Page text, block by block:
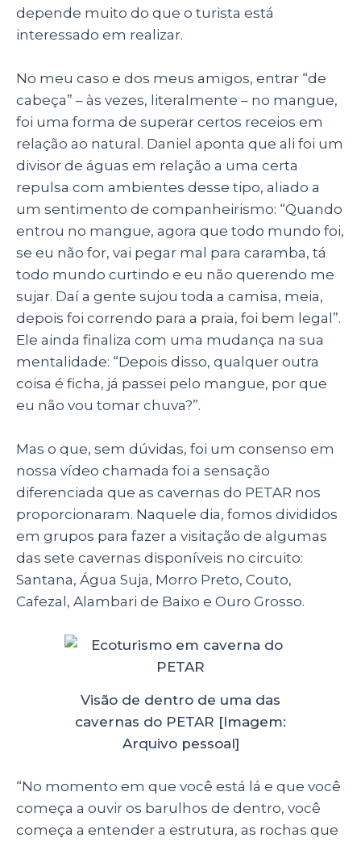
depende muito do que o turista está
interessado em realizar.
No meu caso e dos meus amigos, entrar “de
cabeça” – às vezes, literalmente – no mangue,
foi uma forma de superar certos receios em
relação ao natural. Daniel aponta que ali foi um
divisor de águas em relação a uma certa
repulsa com ambientes desse tipo, aliado a
um sentimento de companheirismo: “Quando
entrou no mangue, agora que todo mundo foi,
se eu não for, vai pegar mal para caramba, tá
todo mundo curtindo e eu não querendo me
sujar. Daí a gente sujou toda a camisa, meia,
depois foi correndo para a praia, foi bem legal”.
Ele ainda finaliza com uma mudança na sua
mentalidade: “Depois disso, qualquer outra
coisa é ficha, já passei pelo mangue, por que
eu não vou tomar chuva?”.
Mas o que, sem dúvidas, foi um consenso em
nossa vídeo chamada foi a sensação
diferenciada que as cavernas do PETAR nos
proporcionaram. Naquele dia, fomos divididos
em grupos para fazer a visitação de algumas
das sete cavernas disponíveis no circuito:
Santana, Água Suja, Morro Preto, Couto,
Cafezal, Alambari de Baixo e Ouro Grosso.
Visão de dentro de uma das
cavernas do PETAR [Imagem:
Arquivo pessoal]
“No momento em que você está lá e que você
começa a ouvir os barulhos de dentro, você
começa a entender a estrutura, as rochas que